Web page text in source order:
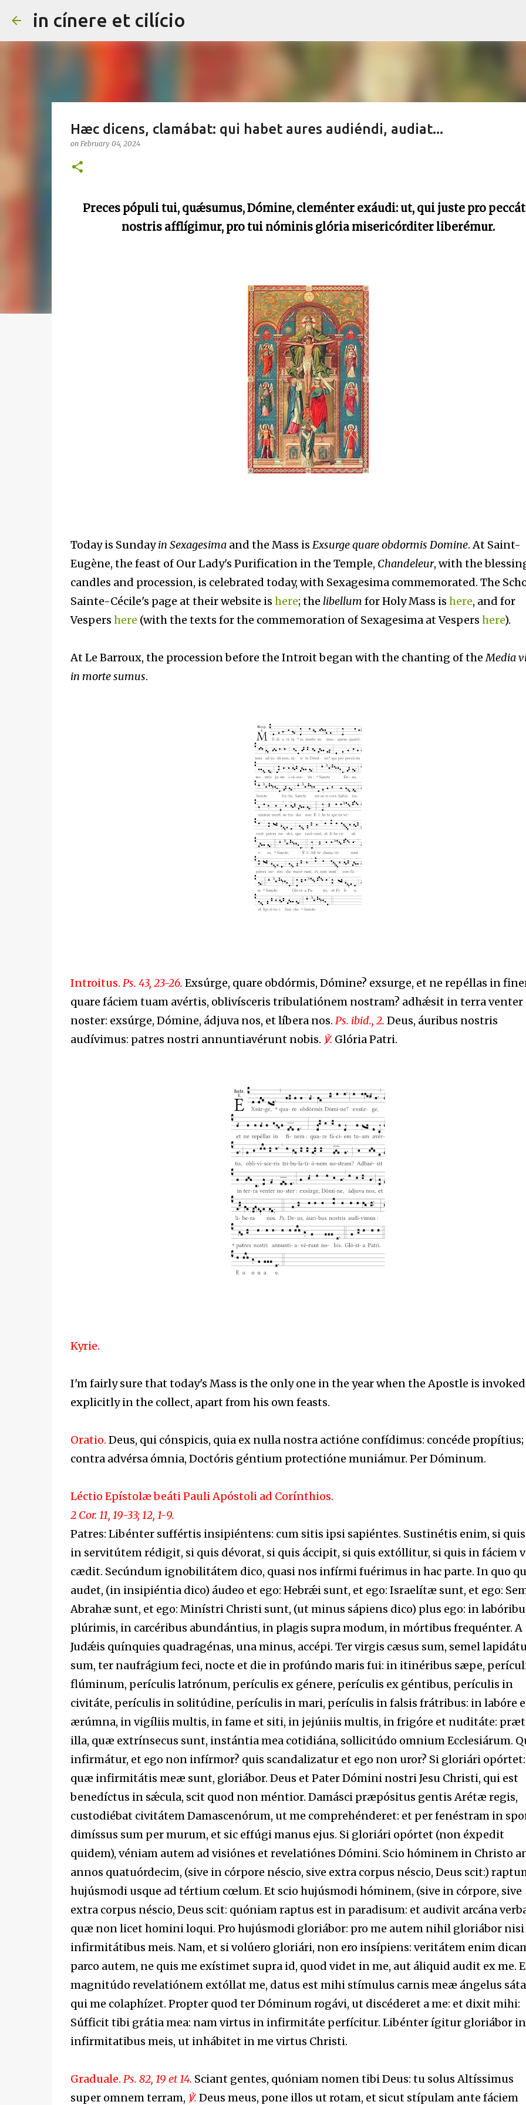
in cínere et cilício
Hæc dicens, clamábat: qui habet aures audiéndi, audiat...
on February 04, 2024
Preces pópuli tui, quǽsumus, Dómine, cleménter exáudi: ut, qui juste pro
nostris afflígimur, pro tui nóminis glória misericórditer liberémur.
Today is Sundayin Sexagesimaand the Mass is Exsurge quare obdormis Domine. At Saint-
Eugène, the feast of Our Lady's Purification in the Temple, Chandeleur, with the
candles and procession, is celebrated today, with Sexagesima commemorated. The
Sainte-Cécile's page at their website is here; the libellum for Holy Mass is here, and for
Vespers here (with the texts for the commemoration of Sexagesima at Vespers here).
At Le Barroux, the procession before the Introit began with the chanting of theMedia
in morte sumus.
Introitus. Ps. 43, 23-26. Exsúrge, quare obdórmis, Dómine? exsurge, et ne repéllas in
quare fáciem tuam avértis, oblivísceris tribulatiónem nostram? adhǽsit in terra venter
noster: exsúrge, Dómine, ádjuva nos, et líbera nos. Ps. ibid., 2. Deus, áuribus nostris
audívimus: patres nostri annuntiavérunt nobis. ℣. Glória Patri.
Kyrie.
I'm fairly sure that today's Mass is the only one in the year when the Apostle is invoked
explicitly in the collect, apart from his own feasts.
Oratio. Deus, qui cónspicis, quia ex nulla nostra actióne confídimus: concéde propítius;
contra advérsa ómnia, Doctóris géntium protectióne muniámur. Per Dóminum.
Léctio Epístolæ beáti Pauli Apóstoli ad Corínthios.
2 Cor. 11, 19-33; 12, 1-9.
Patres: Libénter suffértis insipiéntens: cum sitis ipsi sapiéntes. Sustinétis enim, si quis
in servitútem rédigit, si quis dévorat, si quis áccipit, si quis extóllitur, si quis in fáciem
cædit. Secúndum ignobilitátem dico, quasi nos infírmi fuérimus in hac parte. In quo
audet, (in insipiéntia dico) áudeo et ego: Hebrǽi sunt, et ego: Israelítæ sunt, et ego:
Abrahæ sunt, et ego: Minístri Christi sunt, (ut minus sápiens dico) plus ego: in
plúrimis, in carcéribus abundántius, in plagis supra modum, in mórtibus frequénter. A
Judǽis quínquies quadragénas, una minus, accépi. Ter virgis cæsus sum, semel
sum, ter naufrágium feci, nocte et die in profúndo maris fui: in itinéribus sæpe,
flúminum, perículis latrónum, perículis ex génere, perículis ex géntibus, perículis in
civitáte, perículis in solitúdine, perículis in mari, perículis in falsis frátribus: in labóre
ærúmna, in vigíliis multis, in fame et siti, in jejúniis multis, in frigóre et nuditáte:
illa, quæ extrínsecus sunt, instántia mea cotidiána, sollicitúdo omnium Ecclesiárum.
infirmátur, et ego non infírmor? quis scandalizatur et ego non uror? Si gloriári opórtet:
quæ infirmitátis meæ sunt, gloriábor. Deus et Pater Dómini nostri Jesu Christi, qui est
benedíctus in sǽcula, scit quod non méntior. Damásci præpósitus gentis Arétæ regis,
custodiébat civitátem Damascenórum, ut me comprehénderet: et per fenéstram in
dimíssus sum per murum, et sic effúgi manus ejus. Si gloriári opórtet (non éxpedit
quidem), véniam autem ad visiónes et revelatiónes Dómini. Scio hóminem in Christo
annos quatuórdecim, (sive in córpore néscio, sive extra corpus néscio, Deus scit:)
hujúsmodi usque ad tértium cœlum. Et scio hujúsmodi hóminem, (sive in córpore, sive
extra corpus néscio, Deus scit: quóniam raptus est in paradisum: et audivit arcána
quæ non licet homini loqui. Pro hujúsmodi gloriábor: pro me autem nihil gloriábor
infirmitátibus meis. Nam, et si volúero gloriári, non ero insípiens: veritátem enim
parco autem, ne quis me exístimet supra id, quod videt in me, aut áliquid audit ex me.
magnitúdo revelatiónem extóllat me, datus est mihi stímulus carnis meæ ángelus
qui me colaphízet. Propter quod ter Dóminum rogávi, ut discéderet a me: et dixit mihi:
Súfficit tibi grátia mea: nam virtus in infirmitáte perfícitur. Libénter ígitur gloriábor in
infirmitatibus meis, ut inhábitet in me virtus Christi.
Graduale. Ps. 82, 19 et 14. Sciant gentes, quóniam nomen tibi Deus: tu solus Altíssimus
super omnem terram, ℣. Deus meus, pone illos ut rotam, et sicut stípulam ante fáciem